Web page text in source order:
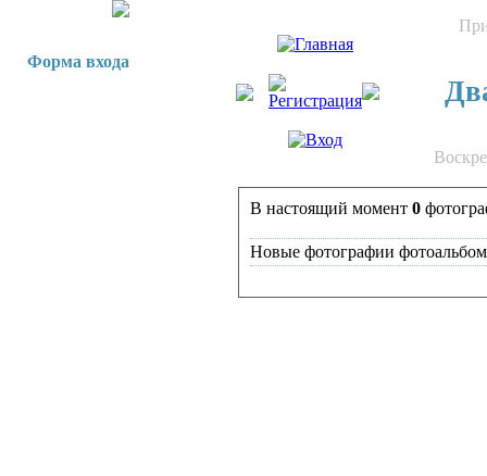
Форма входа
В настоящий момент 0
Новые фотографии